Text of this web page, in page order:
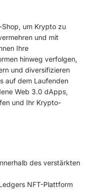
um Krypto zu
und mit
Ihre
hinweg verfolgen,
und diversifizieren
auf dem Laufenden
Web 3.0 dApps,
und Ihr Krypto-
des verstärkten
NFT-Plattform